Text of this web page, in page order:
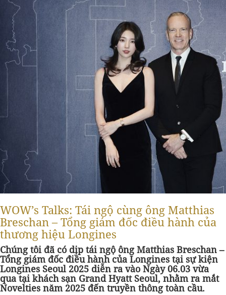
WOW’s Talks: Tái ngộ cùng ông Matthias
Breschan – Tổng giám đốc điều hành của
thương hiệu Longines
Chúng tôi đã có dịp tái ngộ ông Matthias Breschan –
Tổng giám đốc điều hành của Longines tại sự kiện
Longines Seoul 2025 diễn ra vào Ngày 06.03 vừa
qua tại khách sạn Grand Hyatt Seoul, nhằm ra mắt
Novelties năm 2025 đến truyền thông toàn cầu.